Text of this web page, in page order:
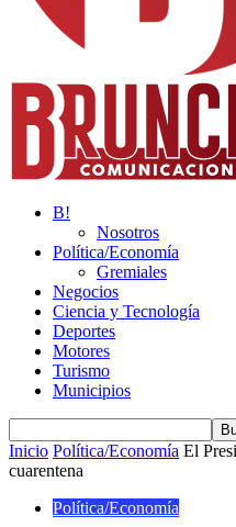
B!
Nosotros
Política/Economía
Gremiales
Negocios
Ciencia y Tecnología
Deportes
Motores
Turismo
Municipios
Inicio Política/Economía El
cuarentena
Política/Economía